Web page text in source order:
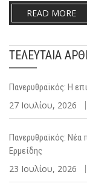
READ MORE
ΤΕΛΕΥΤΑΊΑ
Πανερυθραϊκός: Η
27 Ιουλίου, 2026
Πανερυθραϊκός: Νέα
Ερμείδης
23 Ιουλίου, 2026